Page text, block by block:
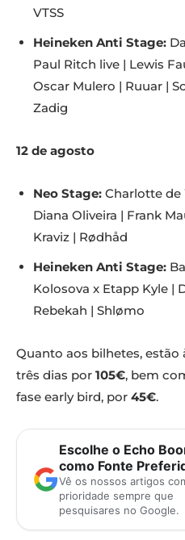
VTSS
Heineken Anti Stage:
Paul Ritch live | Lewis
Oscar Mulero | Ruuar |
Zadig
12 de agosto
Neo Stage: Charlotte de
Diana Oliveira | Frank
Kraviz | Rødhåd
Heineken Anti Stage:
Kolosova x Etapp Kyle |
Rebekah | Shlømo
Quanto aos bilhetes, estão
três dias por 105€, bem
fase early bird, por 45€.
Escolhe o Echo
como Fonte
Vê os nossos artigos
prioridade sempre que
pesquisares no Google.